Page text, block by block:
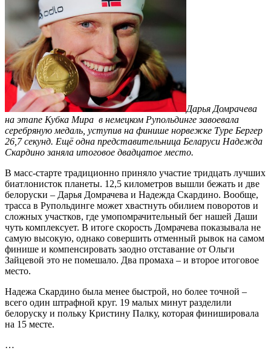
Дарья Домрачева
на этапе Кубка Мира в немецком Рупольдинге завоевала
серебряную медаль, уступив на финише норвежке Туре Бергер
26,7 секунд. Ещё одна представительница Беларуси Надежда
Скардино заняла итоговое двадцатое место.
В масс-старте традиционно приняло участие тридцать лучших
биатлонисток планеты. 12,5 километров вышли бежать и две
белоруски – Дарья Домрачева и Надежда Скардино. Вообще,
трасса в Рупольдинге может хвастнуть обилием поворотов и
сложных участков, где умопомрачительный бег нашей Даши
чуть комплексует. В итоге скорость Домрачева показывала не
самую высокую, однако совершить отменный рывок на самом
финише и компенсировать заодно отставание от Ольги
Зайцевой это не помешало. Два промаха – и второе итоговое
место.
Надежа Скардино была менее быстрой, но более точной –
всего один штрафной круг. 19 малых минут разделили
белоруску и польку Кристину Палку, которая финишировала
на 15 месте.
…